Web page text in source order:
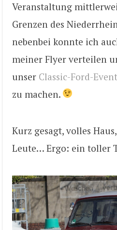
Veranstaltung
Grenzen des
nebenbei konnte ich
meiner Flyer verteilen
unser Classic-Ford-
zu machen.
Kurz gesagt, volles
Leute… Ergo: ein toller